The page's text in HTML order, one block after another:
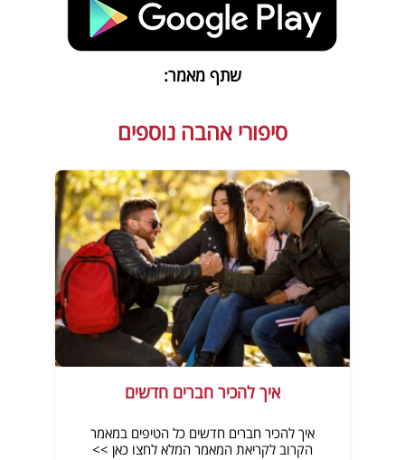
שתף מאמר:
סיפורי אהבה נוספים
איך להכיר חברים חדשים
איך להכיר חברים חדשים כל הטיפים במאמר
הקרוב לקריאת המאמר המלא לחצו כאן >>